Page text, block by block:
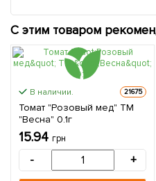
С этим товаром
В наличии. 21675
Томат "Розовый мед" ТМ
"Весна" 0.1г
15.94 грн
- +